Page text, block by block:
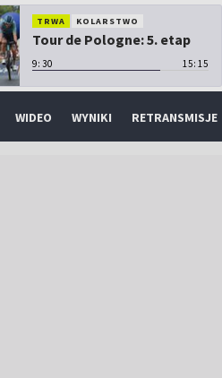
TRWA KOLARSTWO
Tour de Pologne: 5. etap
9:30 15:15
WIDEO WYNIKI RETRANSMISJE